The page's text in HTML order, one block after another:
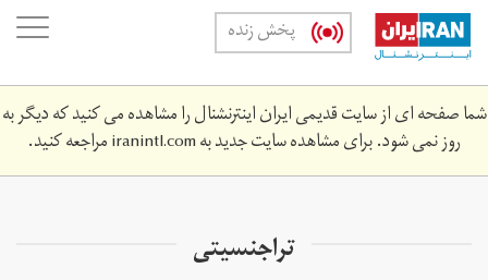
Skip
main
content
پخش زنده
شما صفحه ای از سایت قدیمی ایران اینترنشنال را مشاهده می کنید که دیگر به
روز نمی شود. برای مشاهده سایت جدید بهiranintl.comمراجعه کنید.
تراجنسیتی